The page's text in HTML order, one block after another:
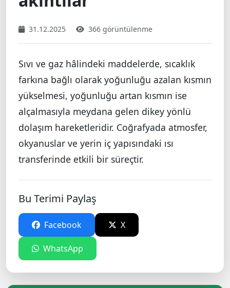
31.12.2025 366 görüntülenme
Sıvı ve gaz hâlindeki maddelerde, sıcaklık
farkına bağlı olarak yoğunluğu azalan kısmın
yükselmesi, yoğunluğu artan kısmın ise
alçalmasıyla meydana gelen dikey yönlü
dolaşım hareketleridir. Coğrafyada atmosfer,
okyanuslar ve yerin iç yapısındaki ısı
transferinde etkili bir süreçtir.
Bu Terimi Paylaş
Facebook X
WhatsApp